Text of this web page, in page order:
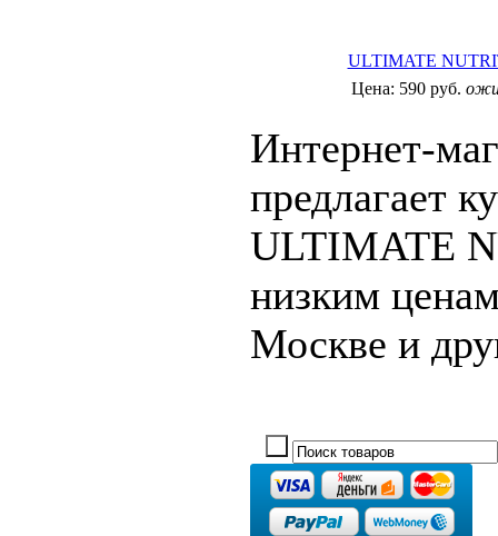
ULTIMATE
Цена: 590 руб.
Интернет-
предлагает
ULTIMATE
низким
Москве и